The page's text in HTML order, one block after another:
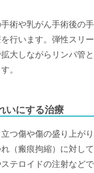
術や乳がん手術後の
行います。弾性スリ
大しながらリンパ管
。
いにする治療
つ傷や傷の盛り上が
れ（瘢痕拘縮）に対し
テロイドの注射など